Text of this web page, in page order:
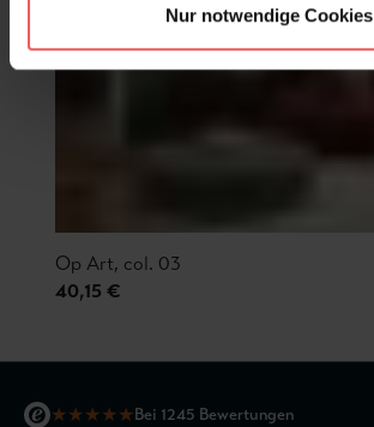
Nur notwendige Cookies
Op Art, col. 03
40,15 €
★★★★★Bei 1245 Bewertungen